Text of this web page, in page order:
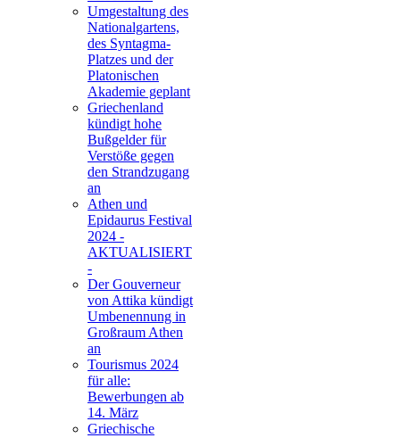
Umgestaltung des
Nationalgartens,
des Syntagma-
Platzes und der
Platonischen
Akademie geplant
Griechenland
kündigt hohe
Bußgelder für
Verstöße gegen
den Strandzugang
an
Athen und
Epidaurus Festival
2024 -
AKTUALISIERT
-
Der Gouverneur
von Attika kündigt
Umbenennung in
Großraum Athen
an
Tourismus 2024
für alle:
Bewerbungen ab
14. März
Griechische